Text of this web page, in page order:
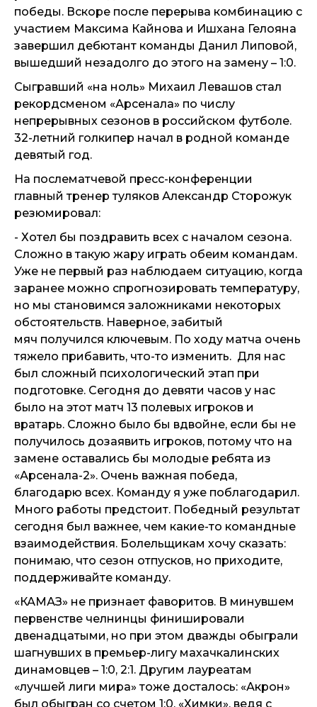
победы. Вскоре после перерыва комбинацию с
участием Максима Кайнова и Ишхана Гелояна
завершил дебютант команды Данил Липовой,
вышедший незадолго до этого на замену – 1:0.
Сыгравший «на ноль» Михаил Левашов стал
рекордсменом «Арсенала» по числу
непрерывных сезонов в российском футболе.
32-летний голкипер начал в родной команде
девятый год.
На послематчевой пресс-конференции
главный тренер туляков Александр Сторожук
резюмировал:
- Хотел бы поздравить всех с началом сезона.
Сложно в такую жару играть обеим командам.
Уже не первый раз наблюдаем ситуацию, когда
заранее можно спрогнозировать температуру,
но мы становимся заложниками некоторых
обстоятельств. Наверное, забитый
мяч получился ключевым. По ходу матча очень
тяжело прибавить, что-то изменить. Для нас
был сложный психологический этап при
подготовке. Сегодня до девяти часов у нас
было на этот матч 13 полевых игроков и
вратарь. Сложно было бы вдвойне, если бы не
получилось дозаявить игроков, потому что на
замене оставались бы молодые ребята из
«Арсенала-2». Очень важная победа,
благодарю всех. Команду я уже поблагодарил.
Много работы предстоит. Победный результат
сегодня был важнее, чем какие-то командные
взаимодействия. Болельщикам хочу сказать:
понимаю, что сезон отпусков, но приходите,
поддерживайте команду.
«КАМАЗ» не признает фаворитов. В минувшем
первенстве челнинцы финишировали
двенадцатыми, но при этом дважды обыграли
шагнувших в премьер-лигу махачкалинских
динамовцев – 1:0, 2:1. Другим лауреатам
«лучшей лиги мира» тоже досталось: «Акрон»
был обыгран со счетом 1:0, «Химки», ведя с